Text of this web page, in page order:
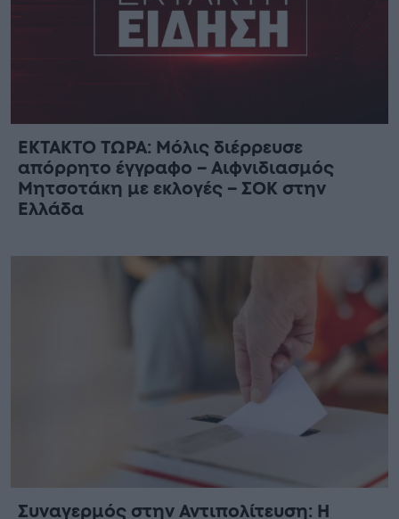
ΕΚΤΑΚΤΟ ΤΩΡΑ: Μόλις διέρρευσε
απόρρητο έγγραφο – Αιφνιδιασμός
Μητσοτάκη με εκλογές – ΣΟΚ στην
Ελλάδα
Συναγερμός στην Αντιπολίτευση: Η